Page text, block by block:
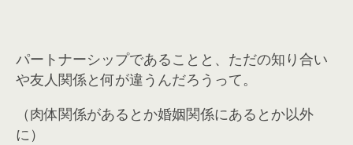
パートナーシップであることと、ただの知り合い
や友人関係と何が違うんだろうって。
（肉体関係があるとか婚姻関係にあるとか以外
に）